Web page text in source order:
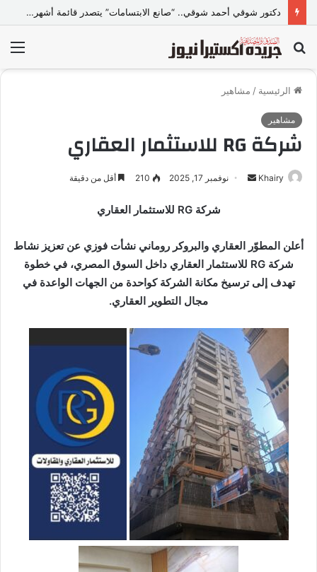
دكتور شوقي أحمد شوقي.. “صانع الابتسامات” يتصدر قائمة أشهر أطباء تجميل الأسنان في مصر
بحث
عن
الرئيسية / مشاهير
مشاهير
شركة RG للاستثمار العقاري
Khairy
ر
ي
إ
ل
ر
و
ن
ي
ا
نوفمبر 17, 2025 210 أقل من دقيقة
شركة RG للاستثمار العقاري
أعلن المطوّر العقاري والبروكر روماني نشأت فوزي عن تعزيز نشاط
شركة RG للاستثمار العقاري داخل السوق المصري، في خطوة
تهدف إلى ترسيخ مكانة الشركة كواحدة من الجهات الواعدة في
مجال التطوير العقاري.